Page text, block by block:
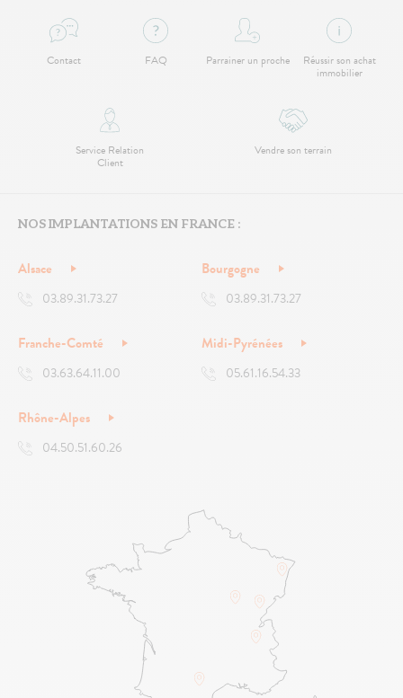
Contact FAQ Parrainer un proche Réussir son achat
immobilier
Service Relation
Client
Vendre son terrain
NOS IMPLANTATIONS EN FRANCE :
Alsace
03.89.31.73.27
Bourgogne
03.89.31.73.27
Franche-Comté
03.63.64.11.00
Midi-Pyrénées
05.61.16.54.33
Rhône-Alpes
04.50.51.60.26